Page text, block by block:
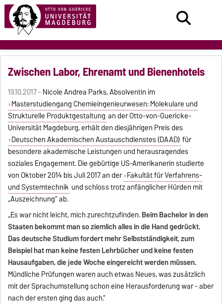
Zwischen Labor, Ehrenamt und Bienenhotels
19.10.2017 -Nicole Andrea Parks, Absolventin im
Masterstudiengang Chemieingenieurwesen: Molekulare und
Strukturelle Produktgestaltung an der Otto-von-Guericke-
Universität Magdeburg, erhält den diesjährigen Preis des
Deutschen Akademischen Austauschdienstes (DAAD) für
besondere akademische Leistungen und herausragendes
soziales Engagement. Die gebürtige US-Amerikanerin studierte
von Oktober 2014 bis Juli 2017 an der Fakultät für Verfahrens-
und Systemtechnik und schloss trotz anfänglicher Hürden mit
„Auszeichnung“ ab.
„Es war nicht leicht, mich zurechtzufinden.Beim Bachelor in den
Staaten bekommt man so ziemlich alles in die Hand gedrückt.
Das deutsche Studium fordert mehr Selbstständigkeit, zum
Beispiel hat man keine festen Lehrbücher und keine festen
Hausaufgaben, die jede Woche eingereicht werden müssen.
Mündliche Prüfungen waren auch etwas Neues, was zusätzlich
mit der Sprachumstellung schon eine Herausforderung war - aber
nach der ersten ging das auch.“